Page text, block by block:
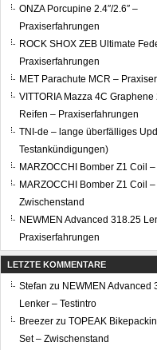
ONZA Porcupine 2.4″/2.6″ –
Praxiserfahrungen
ROCK SHOX ZEB Ultimate
Praxiserfahrungen
MET Parachute MCR –
VITTORIA Mazza 4C
Reifen – Praxiserfahrungen
TNI-de – lange überfälliges
Testankündigungen)
MARZOCCHI Bomber Z1 Coil
MARZOCCHI Bomber Z1 Coil –
Zwischenstand
NEWMEN Advanced 318.25
Praxiserfahrungen
LETZTE KOMMENTARE
Stefan zu NEWMEN Advanced
Lenker – Testintro
Breezer zu TOPEAK
Set – Zwischenstand